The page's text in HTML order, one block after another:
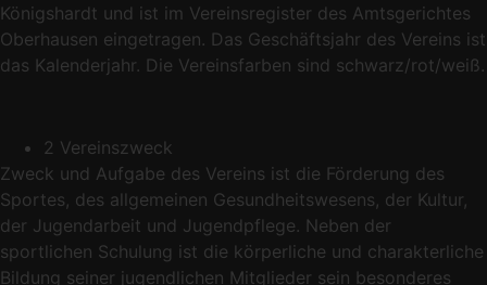
Königshardt und ist im Vereinsregister des Amtsgerichtes
Oberhausen eingetragen. Das Geschäftsjahr des Vereins ist
das Kalenderjahr. Die Vereinsfarben sind schwarz/rot/weiß.
2 Vereinszweck
Zweck und Aufgabe des Vereins ist die Förderung des
Sportes, des allgemeinen Gesundheitswesens, der Kultur,
der Jugendarbeit und Jugendpflege. Neben der
sportlichen Schulung ist die körperliche und charakterliche
Bildung seiner jugendlichen Mitglieder sein besonderes